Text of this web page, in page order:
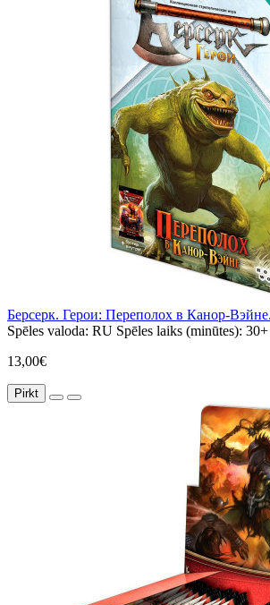
Берсерк. Герои: Переполох в Канор-
Spēles valoda: RU Spēles laiks (minūtes): 30+
13,00€
Pirkt